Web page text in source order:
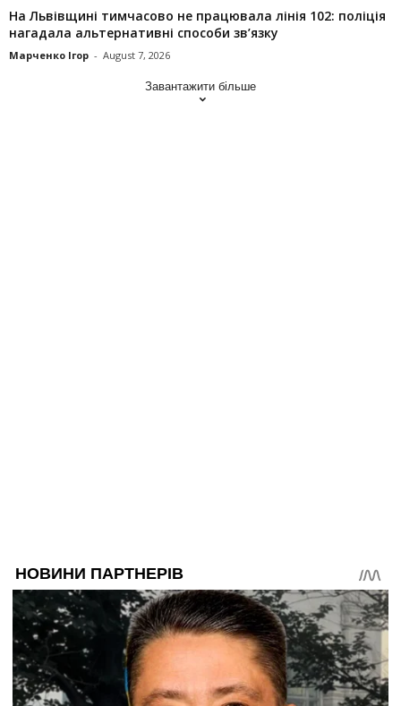
На Львівщині тимчасово не працювала лінія 102: поліція
нагадала альтернативні способи зв’язку
Марченко Ігор - August 7, 2026
Завантажити більше